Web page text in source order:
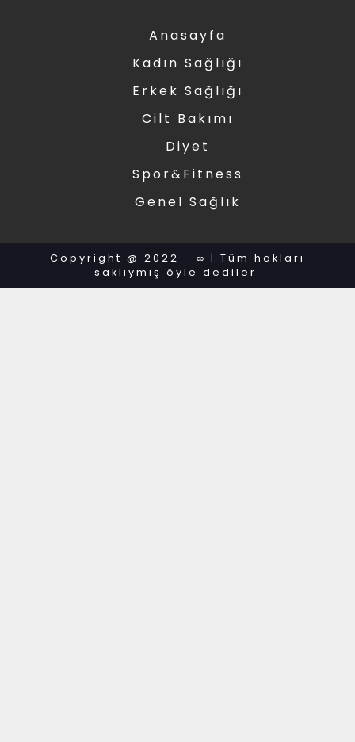
Anasayfa
Kadın Sağlığı
Erkek Sağlığı
Cilt Bakımı
Diyet
Spor&Fitness
Genel Sağlık
Copyright @ 2022 - ∞ | Tüm hakları
saklıymış öyle dediler.